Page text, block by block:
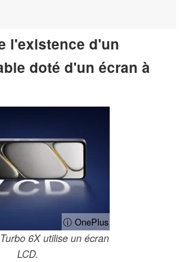
l'existence d'un
doté d'un écran à
ⓘ OnePlus
6X utilise un écran
LCD.